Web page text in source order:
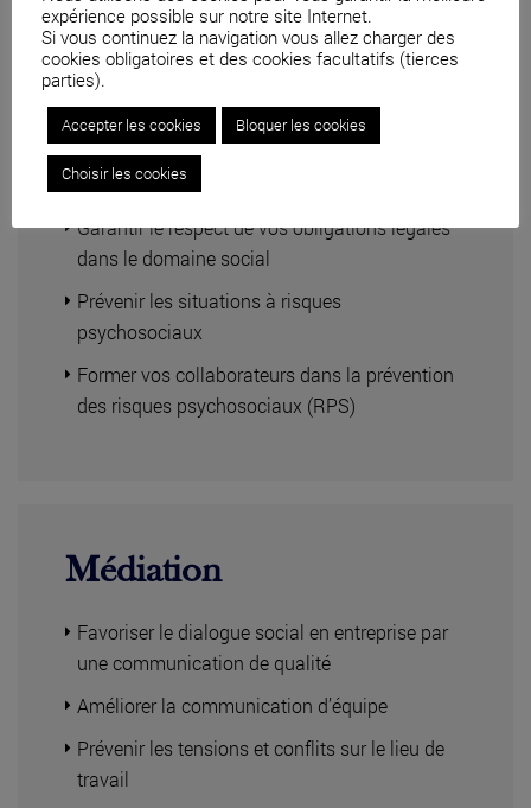
Droit social
Garantir le respect de vos obligations légales
dans le domaine social
Prévenir les situations à risques
psychosociaux
Former vos collaborateurs dans la prévention
des risques psychosociaux (RPS)
Médiation
Favoriser le dialogue social en entreprise par
une communication de qualité
Améliorer la communication d’équipe
Prévenir les tensions et conflits sur le lieu de
travail
expérience possible sur notre site Internet.
Si vous continuez la navigation vous allez charger des
cookies obligatoires et des cookies facultatifs (tierces
parties).
Accepter les cookies Bloquer les cookies
Choisir les cookies